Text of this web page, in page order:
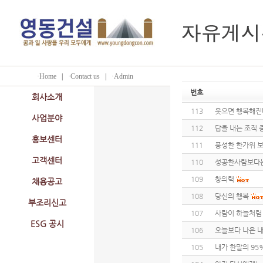
·Home ·Contact us ·Admin
회사소개
사업분야
홍보센터
고객센터
채용공고
부조리신고
ESG 공시
번호
113 웃으면 행복해
112 답을 내는 조직
111 풍성한 한가위
110 성공한사람보다
109 창의력
108 당신의 행복
107 사람이 하늘처럼
106 오늘보다 나은
105 내가 한말의